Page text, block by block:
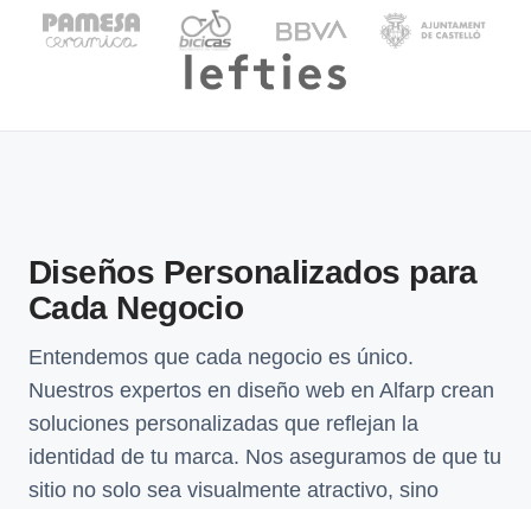
Diseños Personalizados para
Cada Negocio
Entendemos que cada negocio es único.
Nuestros expertos en diseño web en Alfarp crean
soluciones personalizadas que reflejan la
identidad de tu marca. Nos aseguramos de que tu
sitio no solo sea visualmente atractivo, sino